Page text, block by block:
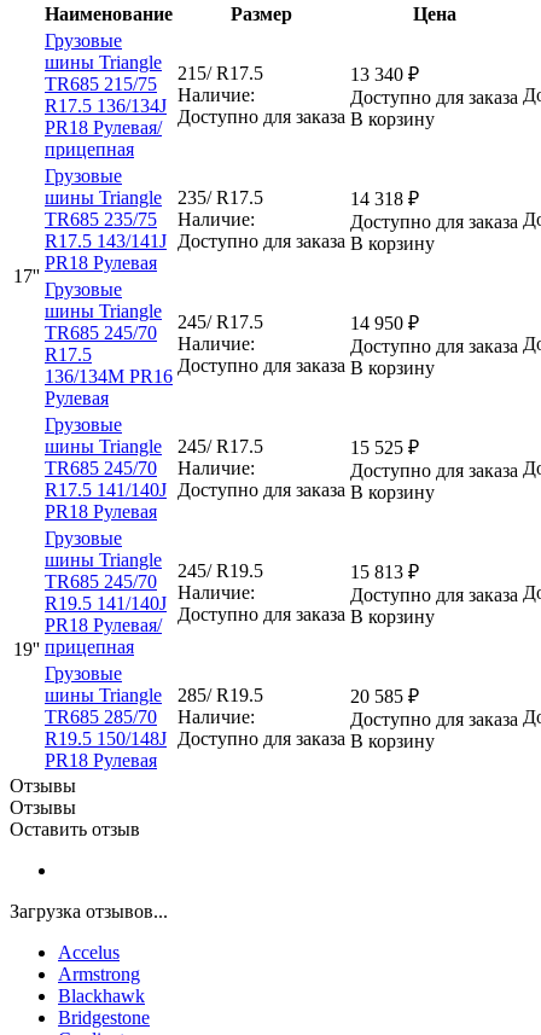
Наименование
Размер Цена
17''
Грузовые
шины Triangle
TR685 215/75
R17.5 136/134J
PR18 Рулевая/
прицепная
215/ R17.5
Наличие:
Доступно для заказа
13 340 ₽
Доступно для заказа
В корзину
Грузовые
шины Triangle
TR685 235/75
R17.5 143/141J
PR18 Рулевая
235/ R17.5
Наличие:
Доступно для заказа
14 318 ₽
Доступно для заказа
В корзину
Грузовые
шины Triangle
TR685 245/70
R17.5
136/134M PR16
Рулевая
245/ R17.5
Наличие:
Доступно для заказа
14 950 ₽
Доступно для заказа
В корзину
Грузовые
шины Triangle
TR685 245/70
R17.5 141/140J
PR18 Рулевая
245/ R17.5
Наличие:
Доступно для заказа
15 525 ₽
Доступно для заказа
В корзину
19''
Грузовые
шины Triangle
TR685 245/70
R19.5 141/140J
PR18 Рулевая/
прицепная
245/ R19.5
Наличие:
Доступно для заказа
15 813 ₽
Доступно для заказа
В корзину
Грузовые
шины Triangle
TR685 285/70
R19.5 150/148J
PR18 Рулевая
285/ R19.5
Наличие:
Доступно для заказа
20 585 ₽
Доступно для заказа
В корзину
Отзывы
Отзывы
Оставить отзыв
Загрузка отзывов...
Accelus
Armstrong
Blackhawk
Bridgestone